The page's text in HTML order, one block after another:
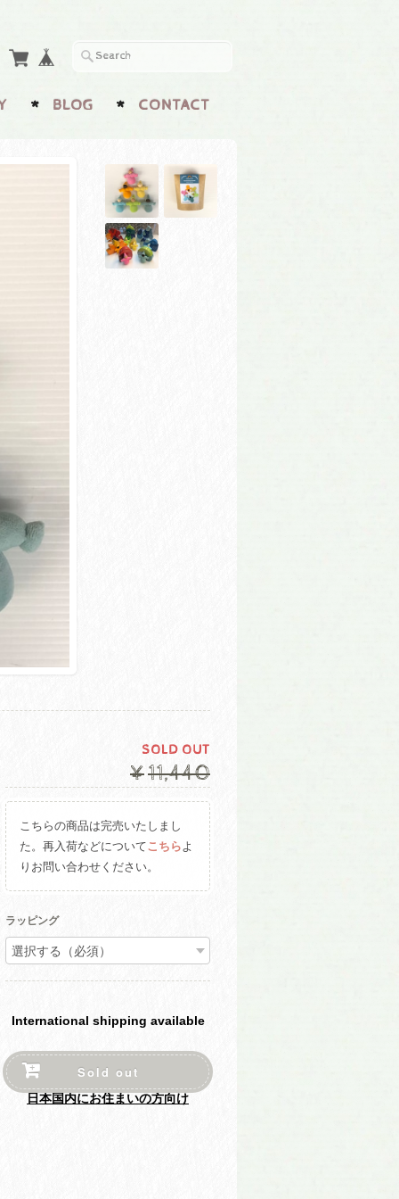
BLOG CONTACT
SOLD OUT
¥11,440
こちらの商品は完売いたしまし
た。再入荷などについてこちら よ
りお問い合わせください。
ラッピング
International shipping available
Sold out
日本国内にお住まいの方向け